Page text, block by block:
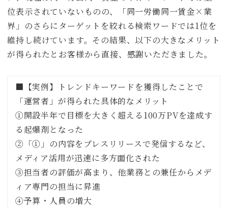
位表示されていないものの、「同一労働同一賃金×業
界」のさらにターゲットを絞れる検索ワードでは1位を
維持し続けています。その結果、以下の大きなメリット
が得られたとお客様から直接、感謝いただきました。
■【実例】トレンドキーワードを獲得したことで
「運営者」が得られた具体的なメリット
①開設半年で目標を大きく超える100万PVを達成す
る起爆剤となった
②「①」の内容をプレスリリースで発信するなど、
メディア活用が迅速に多方面化された
③担当者の評価が高まり、他業務との兼任からメデ
ィア専門の担当に昇進
④予算・人員の増大